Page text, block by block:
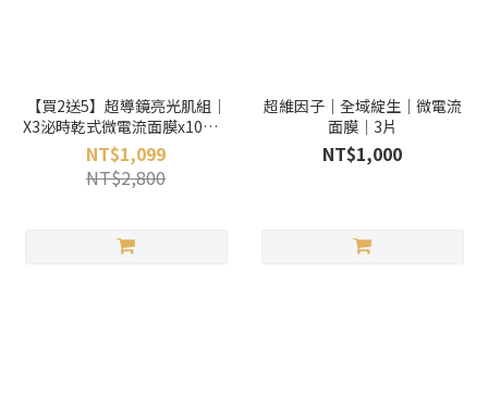
【買2送5】超導鏡亮光肌組｜
X3泌時乾式微電流面膜x10片 +
送電光鏡透精萃5條
NT$1,099
NT$2,800
超維因子｜全域綻生｜微電流
面膜｜3片
NT$1,000